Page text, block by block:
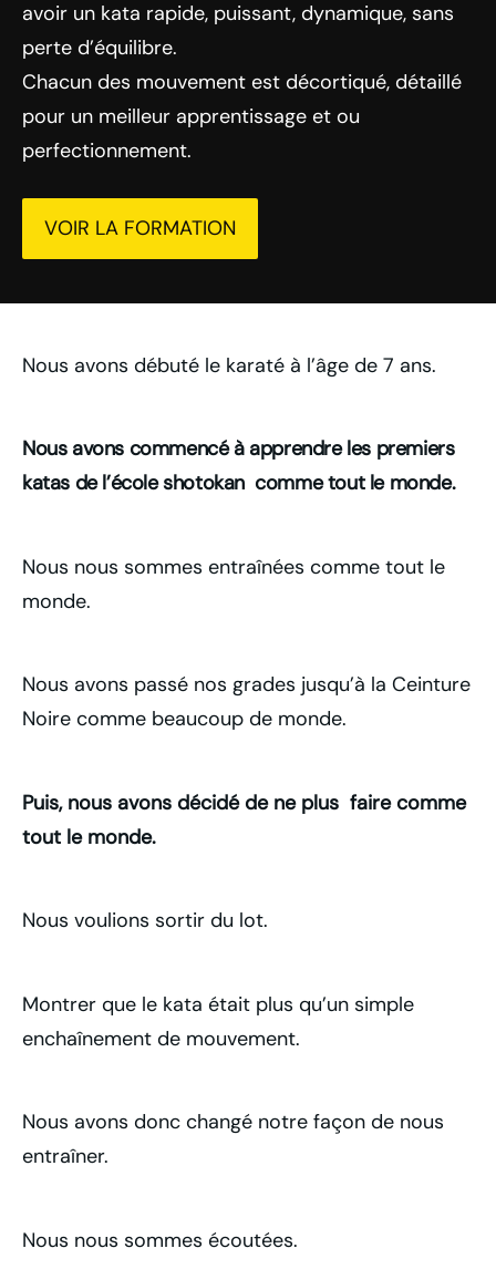
avoir un kata rapide, puissant, dynamique, sans
perte d’équilibre.
Chacun des mouvement est décortiqué, détaillé
pour un meilleur apprentissage et ou
perfectionnement.
VOIR LA FORMATION
Nous avons débuté le karaté à l’âge de 7 ans.
Nous avons commencé à apprendre les premiers
katas de l’école shotokan comme tout le monde.
Nous nous sommes entraînées comme tout le
monde.
Nous avons passé nos grades jusqu’à la Ceinture
Noire comme beaucoup de monde.
Puis, nous avons décidé de ne plus faire comme
tout le monde.
Nous voulions sortir du lot.
Montrer que le kata était plus qu’un simple
enchaînement de mouvement.
Nous avons donc changé notre façon de nous
entraîner.
Nous nous sommes écoutées.